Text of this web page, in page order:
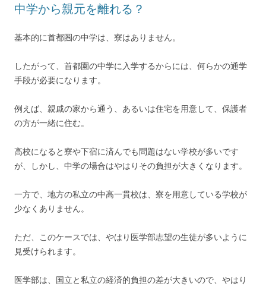
中学から親元を離れる？
基本的に首都圏の中学は、寮はありません。
したがって、首都園の中学に入学するからには、何らかの通学
手段が必要になります。
例えば、親戚の家から通う、あるいは住宅を用意して、保護者
の方が一緒に住む。
高校になると寮や下宿に済んでも問題はない学校が多いです
が、しかし、中学の場合はやはりその負担が大きくなります。
一方で、地方の私立の中高一貫校は、寮を用意している学校が
少なくありません。
ただ、このケースでは、やはり医学部志望の生徒が多いように
見受けられます。
医学部は、国立と私立の経済的負担の差が大きいので、やはり